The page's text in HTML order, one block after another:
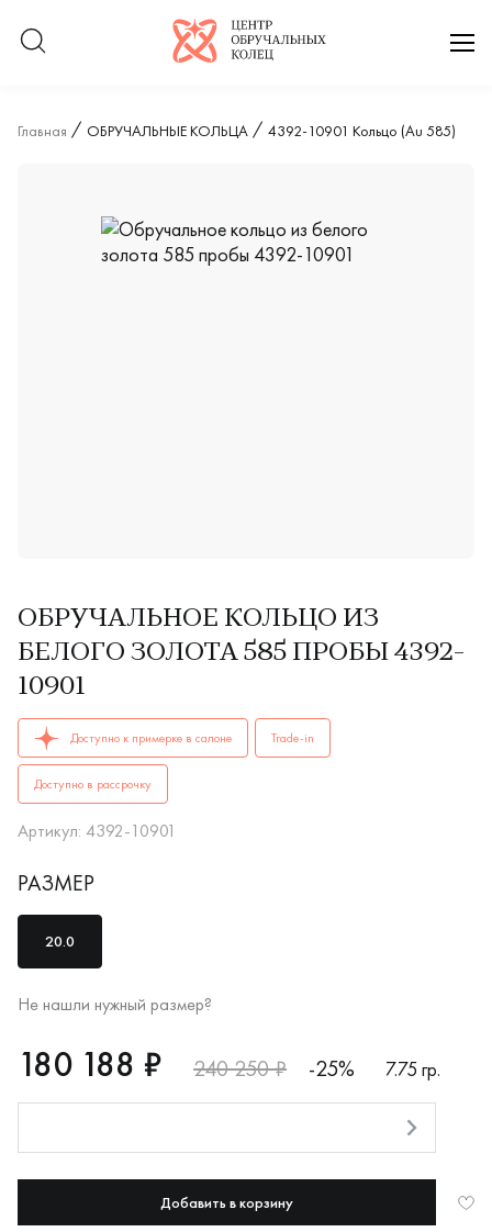
Логотип компании
Главная ОБРУЧАЛЬНЫЕ КОЛЬЦА 4392-10901 Кольцо (Au 585)
ОБРУЧАЛЬНОЕ КОЛЬЦО ИЗ
БЕЛОГО ЗОЛОТА 585 ПРОБЫ 4392-
10901
ОБРУЧАЛЬНЫЕ КОЛЬЦА мужские, парные 4392-10901 AU
Доступно к примерке в салоне Trade-in
Доступно в рассрочку
Артикул: 4392-10901
РАЗМЕР
20.0
Не нашли нужный размер?
RUB
180188
180 188 ₽ 240 250 ₽ -25%
7.75 гр.
Добавить в корзину